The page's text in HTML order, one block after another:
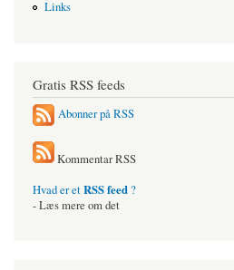
Links
Gratis RSS feeds
Abonner på RSS
Kommentar RSS
Hvad er etRSS feed ?
- Læs mere om det